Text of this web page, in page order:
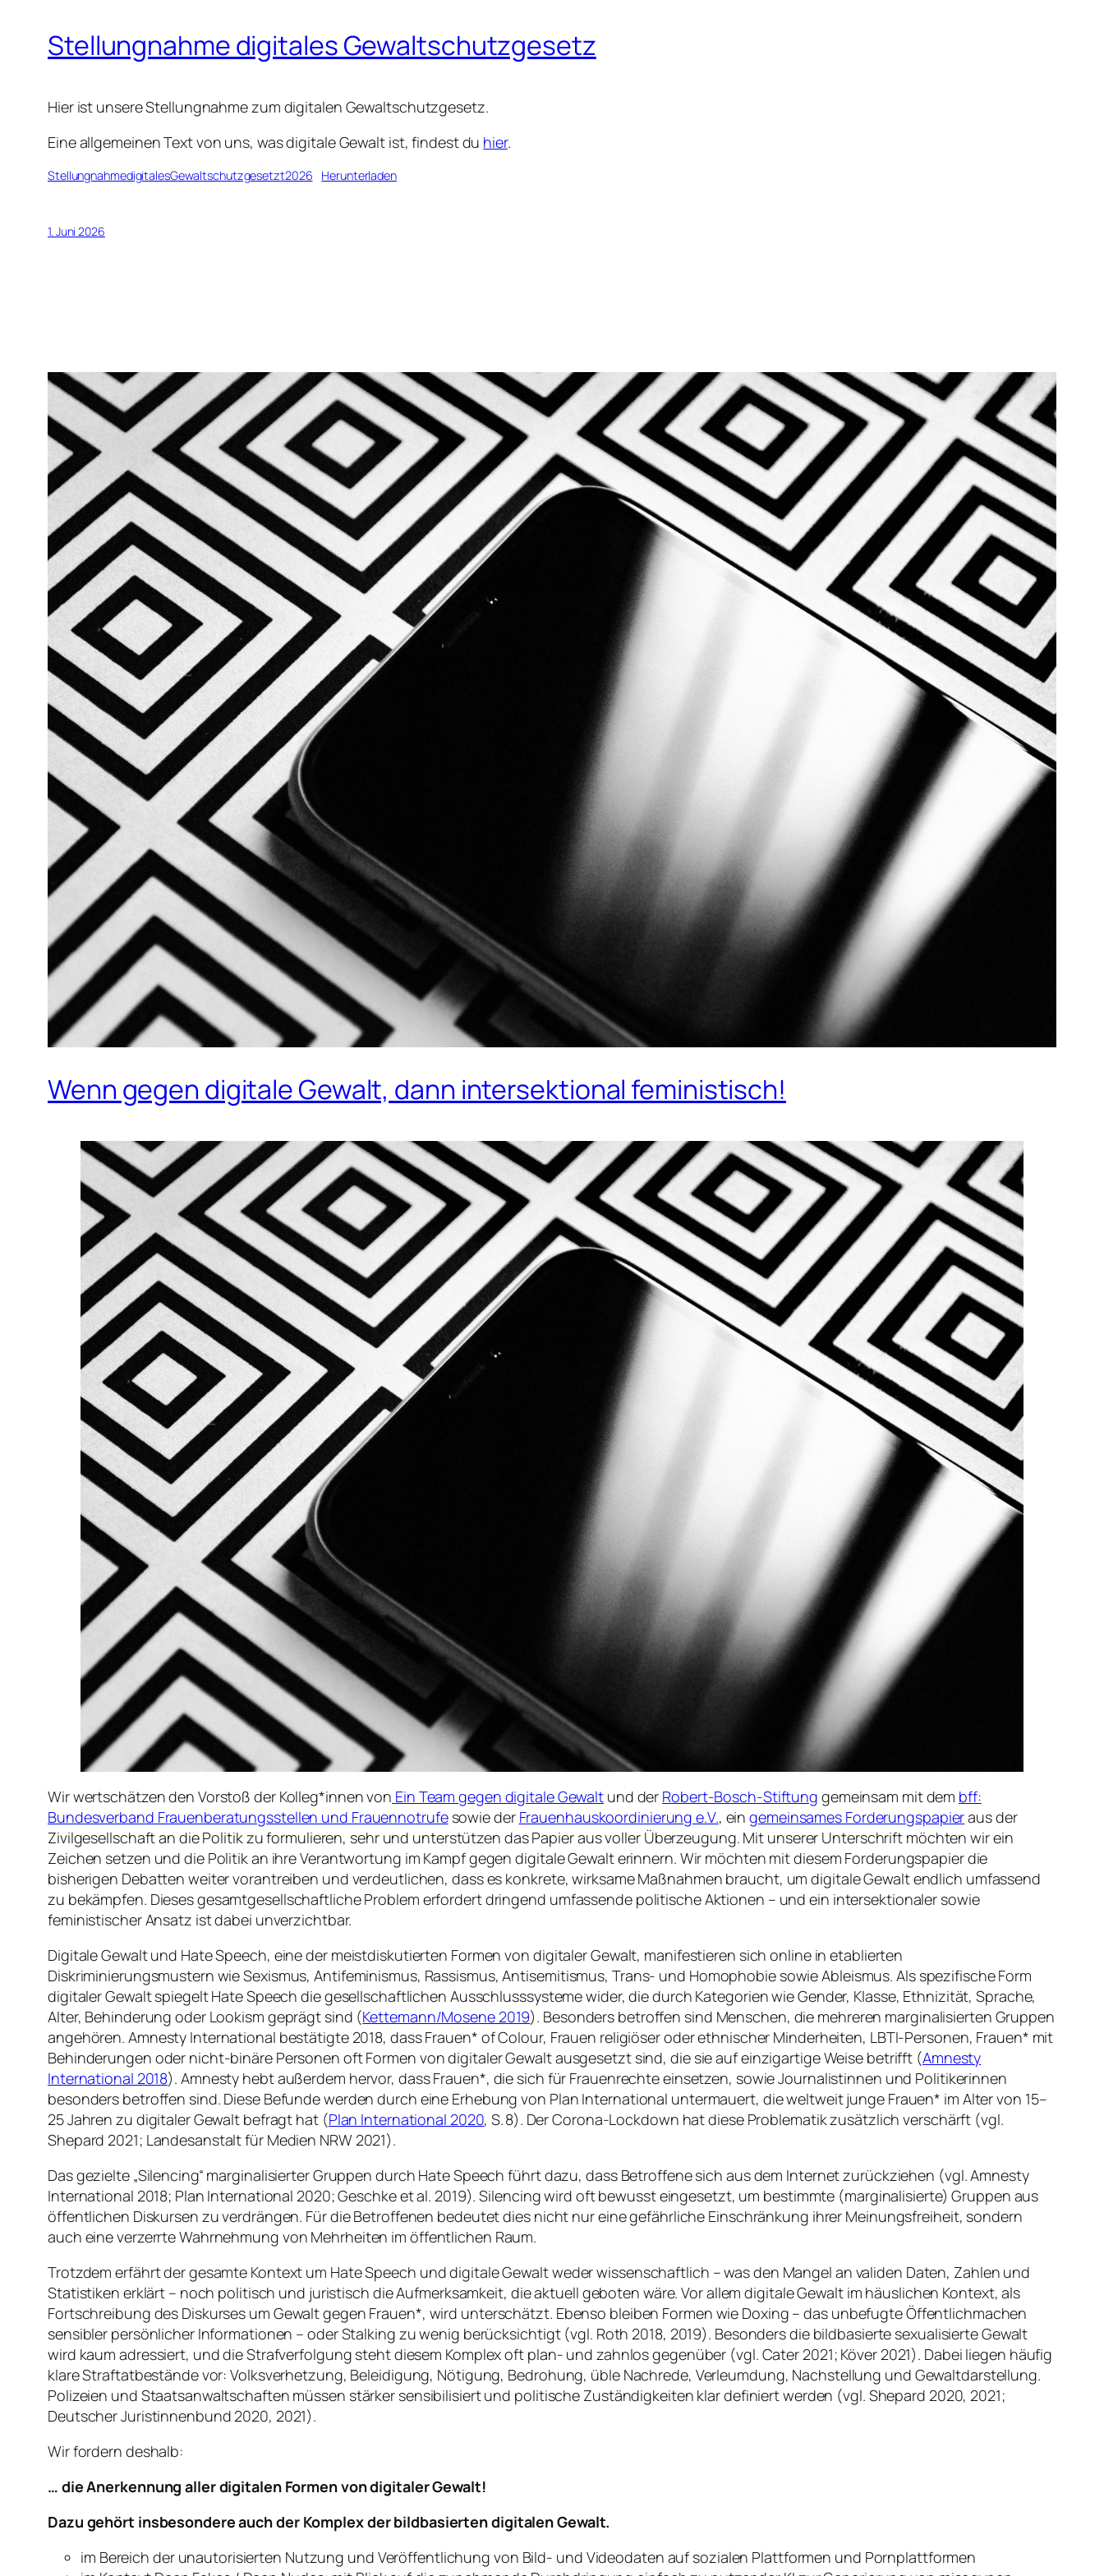
Stellungnahme digitales Gewaltschutzgesetz
Hier ist unsere Stellungnahme zum digitalen Gewaltschutzgesetz.
Eine allgemeinen Text von uns, was digitale Gewalt ist, findest du hier.
StellungnahmedigitalesGewaltschutzgesetzt2026 Herunterladen
1. Juni 2026
Wenn gegen digitale Gewalt, dann intersektional feministisch!
Wir wertschätzen den Vorstoß der Kolleg*innen von Ein Team gegen digitale Gewalt und der Robert-Bosch-Stiftung gemeinsam mit dem bff:
Bundesverband Frauenberatungsstellen und Frauennotrufesowie der Frauenhauskoordinierung e.V., eingemeinsames Forderungspapieraus der
Zivilgesellschaft an die Politik zu formulieren, sehr und unterstützen das Papier aus voller Überzeugung. Mit unserer Unterschrift möchten wir ein
Zeichen setzen und die Politik an ihre Verantwortung im Kampf gegen digitale Gewalt erinnern. Wir möchten mit diesem Forderungspapier die
bisherigen Debatten weiter vorantreiben und verdeutlichen, dass es konkrete, wirksame Maßnahmen braucht, um digitale Gewalt endlich umfassend
zu bekämpfen. Dieses gesamtgesellschaftliche Problem erfordert dringend umfassende politische Aktionen – und ein intersektionaler sowie
feministischer Ansatz ist dabei unverzichtbar.
Digitale Gewalt und Hate Speech, eine der meistdiskutierten Formen von digitaler Gewalt, manifestieren sich online in etablierten
Diskriminierungsmustern wie Sexismus, Antifeminismus, Rassismus, Antisemitismus, Trans- und Homophobie sowie Ableismus. Als spezifische Form
digitaler Gewalt spiegelt Hate Speech die gesellschaftlichen Ausschlusssysteme wider, die durch Kategorien wie Gender, Klasse, Ethnizität, Sprache,
Alter, Behinderung oder Lookism geprägt sind (Kettemann/Mosene 2019). Besonders betroffen sind Menschen, die mehreren marginalisierten Gruppen
angehören. Amnesty International bestätigte 2018, dass Frauen* of Colour, Frauen religiöser oder ethnischer Minderheiten, LBTI-Personen, Frauen* mit
Behinderungen oder nicht-binäre Personen oft Formen von digitaler Gewalt ausgesetzt sind, die sie auf einzigartige Weise betrifft (Amnesty
International 2018). Amnesty hebt außerdem hervor, dass Frauen*, die sich für Frauenrechte einsetzen, sowie Journalistinnen und Politikerinnen
besonders betroffen sind. Diese Befunde werden durch eine Erhebung von Plan International untermauert, die weltweit junge Frauen* im Alter von 15–
25 Jahren zu digitaler Gewalt befragt hat (Plan International 2020, S. 8). Der Corona-Lockdown hat diese Problematik zusätzlich verschärft (vgl.
Shepard 2021; Landesanstalt für Medien NRW 2021).
Das gezielte „Silencing“ marginalisierter Gruppen durch Hate Speech führt dazu, dass Betroffene sich aus dem Internet zurückziehen (vgl. Amnesty
International 2018; Plan International 2020; Geschke et al. 2019). Silencing wird oft bewusst eingesetzt, um bestimmte (marginalisierte) Gruppen aus
öffentlichen Diskursen zu verdrängen. Für die Betroffenen bedeutet dies nicht nur eine gefährliche Einschränkung ihrer Meinungsfreiheit, sondern
auch eine verzerrte Wahrnehmung von Mehrheiten im öffentlichen Raum.
Trotzdem erfährt der gesamte Kontext um Hate Speech und digitale Gewalt weder wissenschaftlich – was den Mangel an validen Daten, Zahlen und
Statistiken erklärt – noch politisch und juristisch die Aufmerksamkeit, die aktuell geboten wäre. Vor allem digitale Gewalt im häuslichen Kontext, als
Fortschreibung des Diskurses um Gewalt gegen Frauen*, wird unterschätzt. Ebenso bleiben Formen wie Doxing – das unbefugte Öffentlichmachen
sensibler persönlicher Informationen – oder Stalking zu wenig berücksichtigt (vgl. Roth 2018, 2019). Besonders die bildbasierte sexualisierte Gewalt
wird kaum adressiert, und die Strafverfolgung steht diesem Komplex oft plan- und zahnlos gegenüber (vgl. Cater 2021; Köver 2021). Dabei liegen häufig
klare Straftatbestände vor: Volksverhetzung, Beleidigung, Nötigung, Bedrohung, üble Nachrede, Verleumdung, Nachstellung und Gewaltdarstellung.
Polizeien und Staatsanwaltschaften müssen stärker sensibilisiert und politische Zuständigkeiten klar definiert werden (vgl. Shepard 2020, 2021;
Deutscher Juristinnenbund 2020, 2021).
Wir fordern deshalb:
… die Anerkennung aller digitalen Formen von digitaler Gewalt!
Dazu gehört insbesondere auch der Komplex der bildbasierten digitalen Gewalt.
im Bereich der unautorisierten Nutzung und Veröffentlichung von Bild- und Videodaten auf sozialen Plattformen und Pornplattformen